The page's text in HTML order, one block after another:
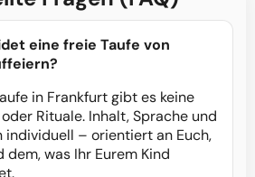
eine freie Taufe von
in Frankfurt gibt es keine
Rituale. Inhalt, Sprache und
individuell – orientiert an Euch,
dem, was Ihr Eurem Kind